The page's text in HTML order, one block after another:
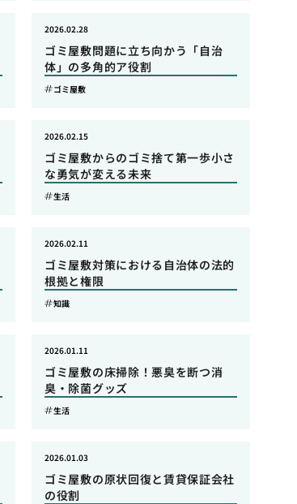
ゴミ屋敷問題に立ち向かう「自治
体」の多角的ア役割
2026.02.28
ゴミ屋敷
ゴミ屋敷からのゴミ捨て第一歩小さ
な勇気が変える未来
2026.02.15
生活
ゴミ屋敷対策における自治体の法的
根拠と権限
2026.02.11
知識
ゴミ屋敷の床掃除！悪臭を断つ消
臭・除菌グッズ
2026.01.11
生活
ゴミ屋敷の原状回復と賃貸保証会社
の役割
2026.01.03